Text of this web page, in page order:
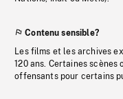
Contenu sensible?
Les films et les archives
120 ans. Certaines
offensants pour certains